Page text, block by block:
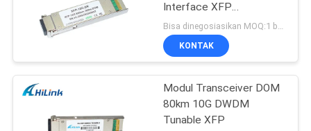
Interface XFP
Transceiver
KONTAK
Modul Transceiver DOM
80km 10G DWDM
Tunable XFP